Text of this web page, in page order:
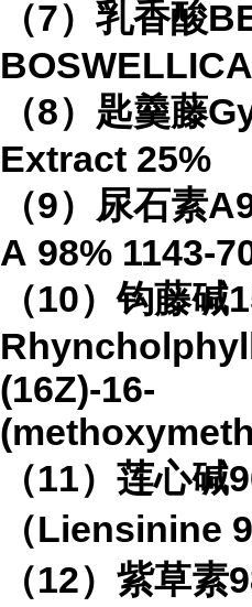
（7）乳香酸
（8）匙羹藤
Extract 25%
（9）尿石素
A 98% 1143-
（10）钩藤碱
(16Z)-16-
（11）莲心碱
（Liensinine
（12）紫草素